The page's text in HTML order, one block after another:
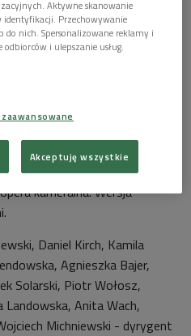
w pierwszej fazie
zapatrzonemu w
był szaleństwem,
dla mitu człowieka
kameralna. Wersja
Daniel Kirch, Kamila
Agnieszka Bajer,
Solarski, Piotr Wołosz,
Anita Wach,
Michniewski - dyrygent
Aktywne skanowanie
identyfikacji. Przechowywanie
nich. Spersonalizowane reklamy i
i ulepszanie usług.
Akceptuję wszystkie